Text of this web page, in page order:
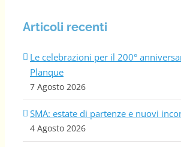
Articoli recenti
Le celebrazioni per il 200°
Planque
7 Agosto 2026
SMA: estate di partenze e nuovi
4 Agosto 2026